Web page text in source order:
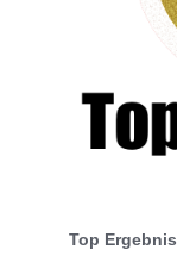
Top Ergebnis